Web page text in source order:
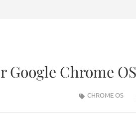
Google Chrome
CHROME OS